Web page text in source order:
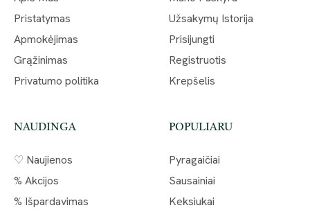
Pristatymas
Apmokėjimas
Grąžinimas
Privatumo politika
Užsakymų Istorija
Prisijungti
Registruotis
Krepšelis
NAUDINGA
♡ Naujienos
% Akcijos
% Išpardavimas
POPULIARU
Pyragaičiai
Sausainiai
Keksiukai